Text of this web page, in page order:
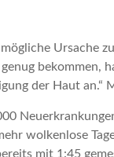
Ursache
bekommen,
der Haut an.“
wolkenlose
mit 1:45